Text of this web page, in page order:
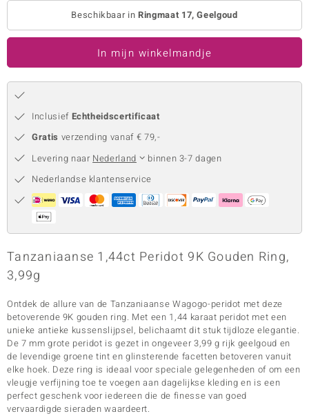
Collection
Beschikbaar inRingmaat 17, Geelgoud
In mijn winkelmandje
Inclusief Echtheidscertificaat
Gratis verzending vanaf € 79,-
Levering naar Nederland
binnen 3-7 dagen
Nederlandse klantenservice
Tanzaniaanse 1,44ct Peridot 9K Gouden Ring,
3,99g
Ontdek de allure van de Tanzaniaanse Wagogo-peridot met deze
betoverende 9K gouden ring. Met een 1,44 karaat peridot met een
unieke antieke kussenslijpsel, belichaamt dit stuk tijdloze elegantie.
De 7 mm grote peridot is gezet in ongeveer 3,99 g rijk geelgoud en
de levendige groene tint en glinsterende facetten betoveren vanuit
elke hoek. Deze ring is ideaal voor speciale gelegenheden of om een
vleugje verfijning toe te voegen aan dagelijkse kleding en is een
perfect geschenk voor iedereen die de finesse van goed
vervaardigde sieraden waardeert.